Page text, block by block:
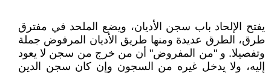
يفتح الإلحاد باب سجن الأديان، ويضع الملحد في مفترق
طرق، الطرق عديدة ومنها طريق الأديان المرفوض جملة
وتفصيلا. و "من المفروض" أن من خرج من سجن لا يعود
إليه، ولا يدخل غيره من السجون وإن كان سجن الدين